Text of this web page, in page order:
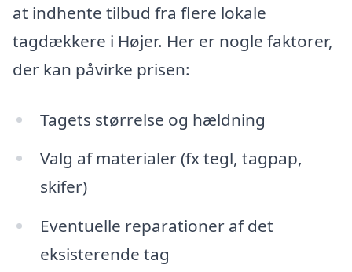
at indhente tilbud fra flere lokale
tagdækkere i Højer. Her er nogle faktorer,
der kan påvirke prisen:
Tagets størrelse og hældning
Valg af materialer (fx tegl, tagpap,
skifer)
Eventuelle reparationer af det
eksisterende tag